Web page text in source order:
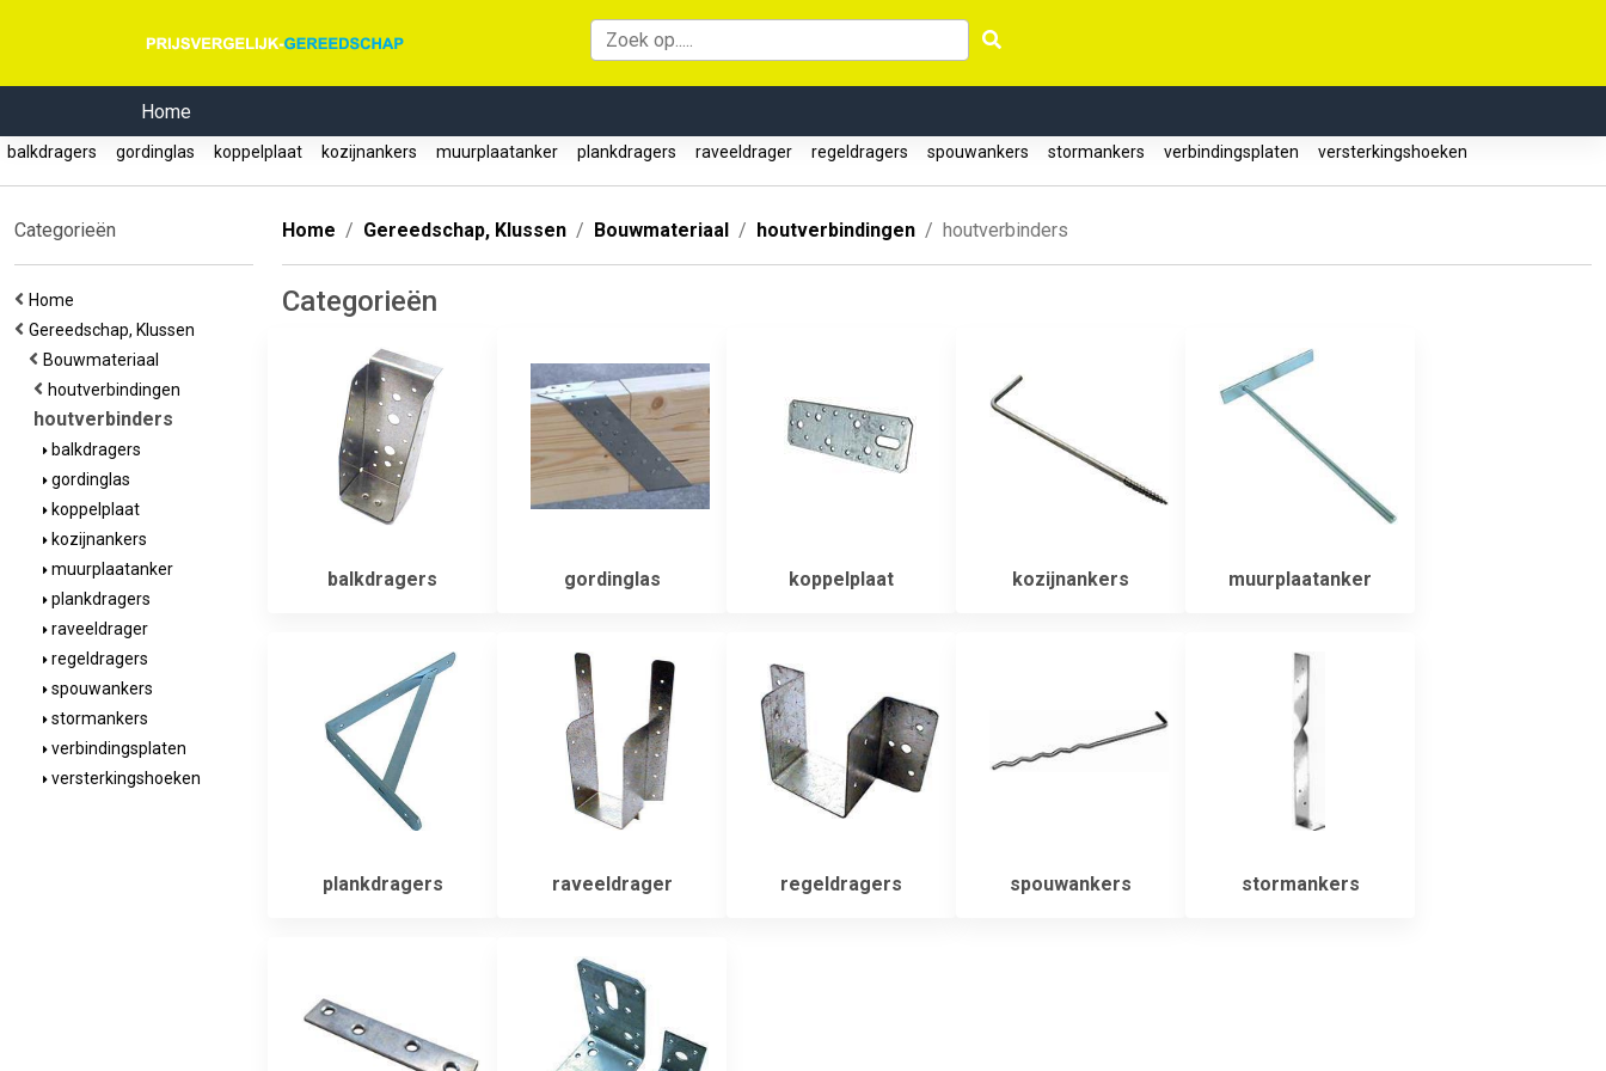
Home
balkdragers gordinglas koppelplaat kozijnankers muurplaatanker plankdragers raveeldrager regeldragers spouwankers stormankers verbindingsplaten versterkingshoeken
Categorieën
Home
Gereedschap, Klussen
Bouwmateriaal
houtverbindingen
houtverbinders
balkdragers
gordinglas
koppelplaat
kozijnankers
muurplaatanker
plankdragers
raveeldrager
regeldragers
spouwankers
stormankers
verbindingsplaten
versterkingshoeken
Home Gereedschap, Klussen Bouwmateriaal houtverbindingen houtverbinders
Categorieën
balkdragers gordinglas koppelplaat kozijnankers muurplaatanker
plankdragers raveeldrager regeldragers spouwankers stormankers